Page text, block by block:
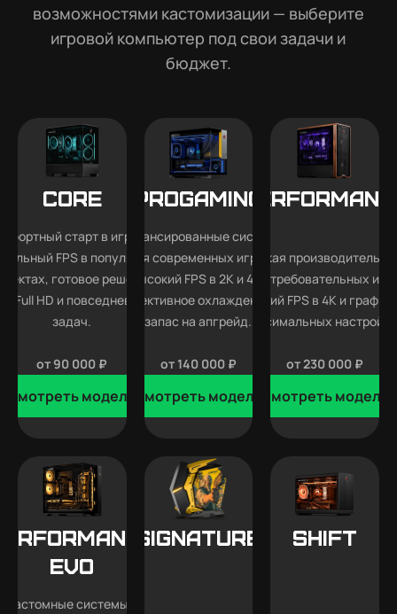
возможностями кастомизации — выберите
игровой компьютер под свои задачи и
бюджет.
Core
старт в играх —
FPS в популярных
готовое решение
Full HD и повседневных
задач.
от 90 000 ₽
Смотреть модели
Progaming
Сбалансированные системы
для современных игр —
высокий FPS в 2K и 4K,
эффективное охлаждение и
запас на апгрейд.
от 140 000 ₽
Смотреть модели
Высокая
для требовательных игр
высокий FPS в 4K и
максимальных
от 230 000 ₽
Смотреть модели
EVO
Кастомные системы с
SIGNATURE SHIFT